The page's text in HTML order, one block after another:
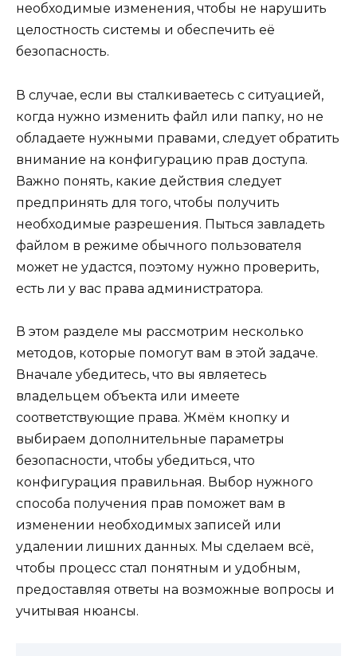
необходимые изменения, чтобы не нарушить
целостность системы и обеспечить её
безопасность.
В случае, если вы сталкиваетесь с ситуацией,
когда нужно изменить файл или папку, но не
обладаете нужными правами, следует обратить
внимание на конфигурацию прав доступа.
Важно понять, какие действия следует
предпринять для того, чтобы получить
необходимые разрешения. Пыться завладеть
файлом в режиме обычного пользователя
может не удастся, поэтому нужно проверить,
есть ли у вас права администратора.
В этом разделе мы рассмотрим несколько
методов, которые помогут вам в этой задаче.
Вначале убедитесь, что вы являетесь
владельцем объекта или имеете
соответствующие права. Жмём кнопку и
выбираем дополнительные параметры
безопасности, чтобы убедиться, что
конфигурация правильная. Выбор нужного
способа получения прав поможет вам в
изменении необходимых записей или
удалении лишних данных. Мы сделаем всё,
чтобы процесс стал понятным и удобным,
предоставляя ответы на возможные вопросы и
учитывая нюансы.